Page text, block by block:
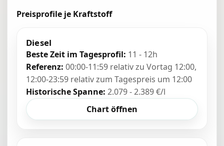
Preisprofile je Kraftstoff
Diesel
Beste Zeit im Tagesprofil: 11 - 12h
Referenz: 00:00-11:59 relativ zu Vortag 12:00,
12:00-23:59 relativ zum Tagespreis um 12:00
Historische Spanne: 2.079 - 2.389 €/l
Chart öffnen